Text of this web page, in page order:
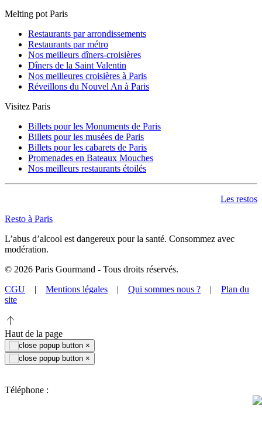
Melting pot Paris
Restaurants par arrondissements
Restaurants par métro
Nos meilleurs dîners-croisières
Dîners de la Saint Valentin
Nos meilleures croisières à Paris
Réveillons du Nouvel An à Paris
Visitez Paris
Billets pour les Monuments de Paris
Billets pour les musées de Paris
Billets pour les cabarets de Paris
Promenades en Bateaux Mouches
Nos meilleurs restaurants étoilés
Les restos
Resto à Paris
L’abus d’alcool est dangereux pour la santé. Consommez avec
modération.
© 2026 Paris Gourmand - Tous droits réservés.
CGU | Mentions légales | Qui sommes nous ? | Plan du
site
Haut de la page
×
×
Téléphone :